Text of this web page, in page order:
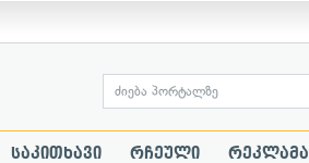
საკითხავი რჩეული რეკლამა